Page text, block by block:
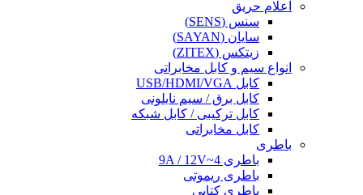
اعلام حریق
سنس (SENS)
سایان (SAYAN)
زیتکس (ZITEX)
انواع سیم و کابل مخابراتی
کابل USB/HDMI/VGA
کابل برق / سیم نایلونی
کابل ترکیبی / کابل شبکه
کابل مخابراتی
باطری
باطری 4~9A / 12V
باطری ریموتی
باطری کتابی